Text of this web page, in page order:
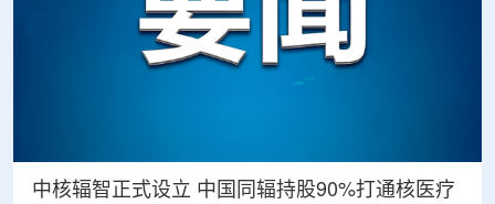
中核辐智正式设立 中国同辐持股90%打通核医疗